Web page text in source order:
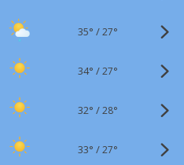
35° /27°
34° /27°
32° /28°
33° /27°